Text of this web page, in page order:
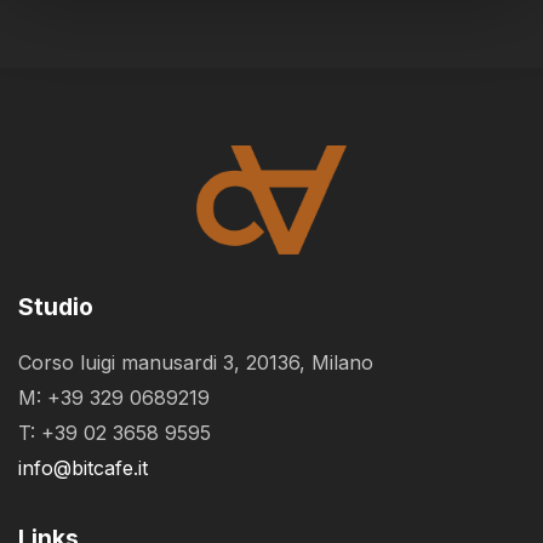
Studio
Corso luigi manusardi 3, 20136, Milano
M: +39 329 0689219
T: +39 02 3658 9595
info@bitcafe.it